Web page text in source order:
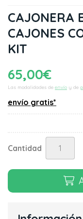
CAJONERA
CAJONES
KIT
65,00€
Las modalidades de envío y de
envío gratis*
Cantidad